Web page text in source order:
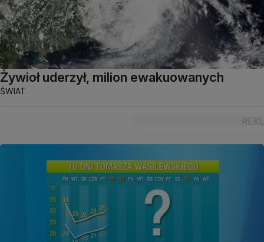
Żywioł uderzył, milion ewakuowanych
ŚWIAT